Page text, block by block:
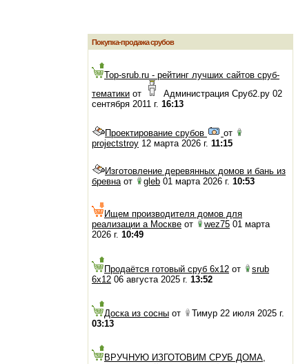
Покупка-продажа срубов
Top-srub.ru - рейтинг лучших сайтов сруб-
тематики от
Администрация Сруб2.ру 02
сентября 2011 г. 16:13
Проектирование срубов
от
projectstroy 12 марта 2026 г. 11:15
Изготовление деревянных домов и бань из
бревна от gleb 01 марта 2026 г. 10:53
Ищем производителя домов для
реализации а Москве от wez75 01 марта
2026 г. 10:49
Продаётся готовый сруб 6х12 от
srub
6x12 06 августа 2025 г. 13:52
Доска из сосны от
Тимур 22 июля 2025 г.
03:13
ВРУЧНУЮ ИЗГОТОВИМ СРУБ ДОМА,